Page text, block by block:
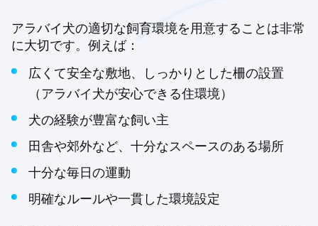
アラバイ犬の適切な飼育環境を用意することは非常
に大切です。例えば：
広くて安全な敷地、しっかりとした柵の設置
（アラバイ犬が安心できる住環境）
犬の経験が豊富な飼い主
田舎や郊外など、十分なスペースのある場所
十分な毎日の運動
明確なルールや一貫した環境設定